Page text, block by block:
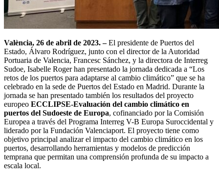
València, 26 de abril de 2023. –El presidente de Puertos del
Estado, Álvaro Rodríguez, junto con el director de la Autoridad
Portuaria de Valencia, Francesc Sánchez, y la directora de Interreg
Sudoe, Isabelle Roger han presentado la jornada dedicada a “Los
retos de los puertos para adaptarse al cambio climático” que se ha
celebrado en la sede de Puertos del Estado en Madrid. Durante la
jornada se han presentado también los resultados del proyecto
europeo ECCLIPSE-Evaluación del cambio climático en
puertos del Sudoeste de Europa, cofinanciado por la Comisión
Europea a través del Programa Interreg V-B Europa Suroccidental y
liderado por la Fundación Valenciaport. El proyecto tiene como
objetivo principal analizar el impacto del cambio climático en los
puertos, desarrollando herramientas y modelos de predicción
temprana que permitan una comprensión profunda de su impacto a
escala local.